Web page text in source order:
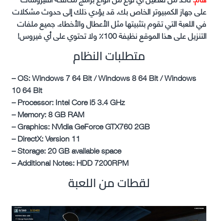
على جهاز الكمبيوتر الخاص بك. قد يؤدي ذلك إلى حدوث مشكلات
في اللعبة التي تقوم بتثبيتها مثل الأعطال والأخطاء. جميع ملفات
التنزيل على هذا الموقع نظيفة 100٪ ولا تحتوي على أي فيروس!
متطلبات النظام
– OS: Windows 7 64 Bit / Windows 8 64 Bit / Windows
10 64 Bit
– Processor: Intel Core i5 3.4 GHz
– Memory: 8 GB RAM
– Graphics: NVidia GeForce GTX760 2GB
– DirectX: Version 11
– Storage: 20 GB available space
– Additional Notes: HDD 7200RPM
لقطات من اللعبة